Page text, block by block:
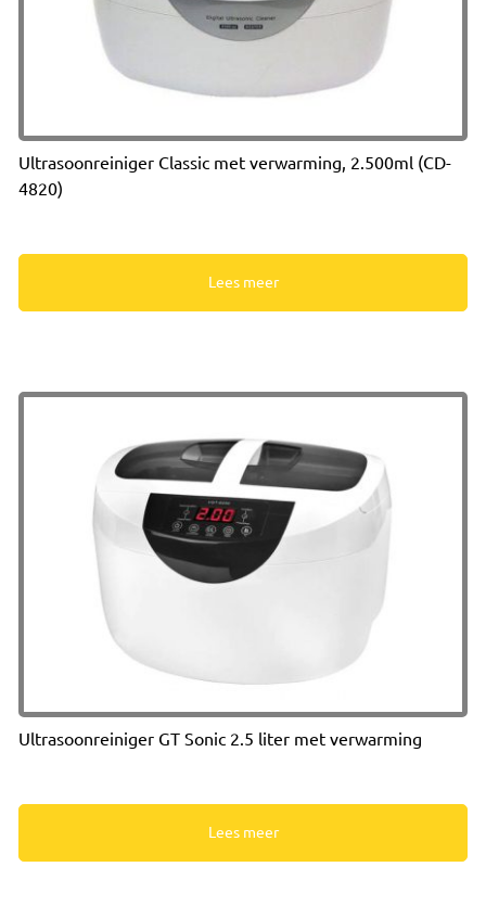
Ultrasoonreiniger Classic met verwarming, 2.500ml (CD-
4820)
Lees meer
Ultrasoonreiniger GT Sonic 2.5 liter met verwarming
Lees meer